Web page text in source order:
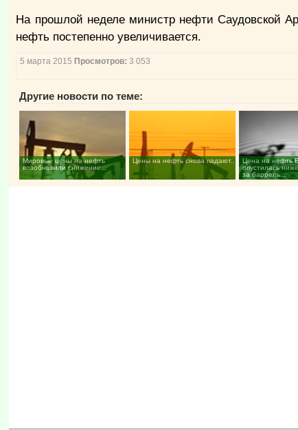
На прошлой неделе министр нефти Саудовской
нефть постепенно увеличивается.
5 марта 2015 Просмотров: 3 053
Другие новости по теме:
Мировые цены на нефть
возобновили снижение...
Цены на нефть снова падают...
Цена на нефть
опустилась
за баррель...